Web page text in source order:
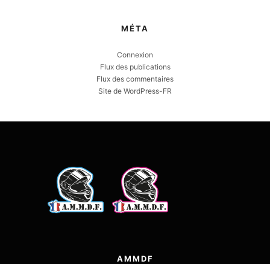
MÉTA
Connexion
Flux des publications
Flux des commentaires
Site de WordPress-FR
AMMDF